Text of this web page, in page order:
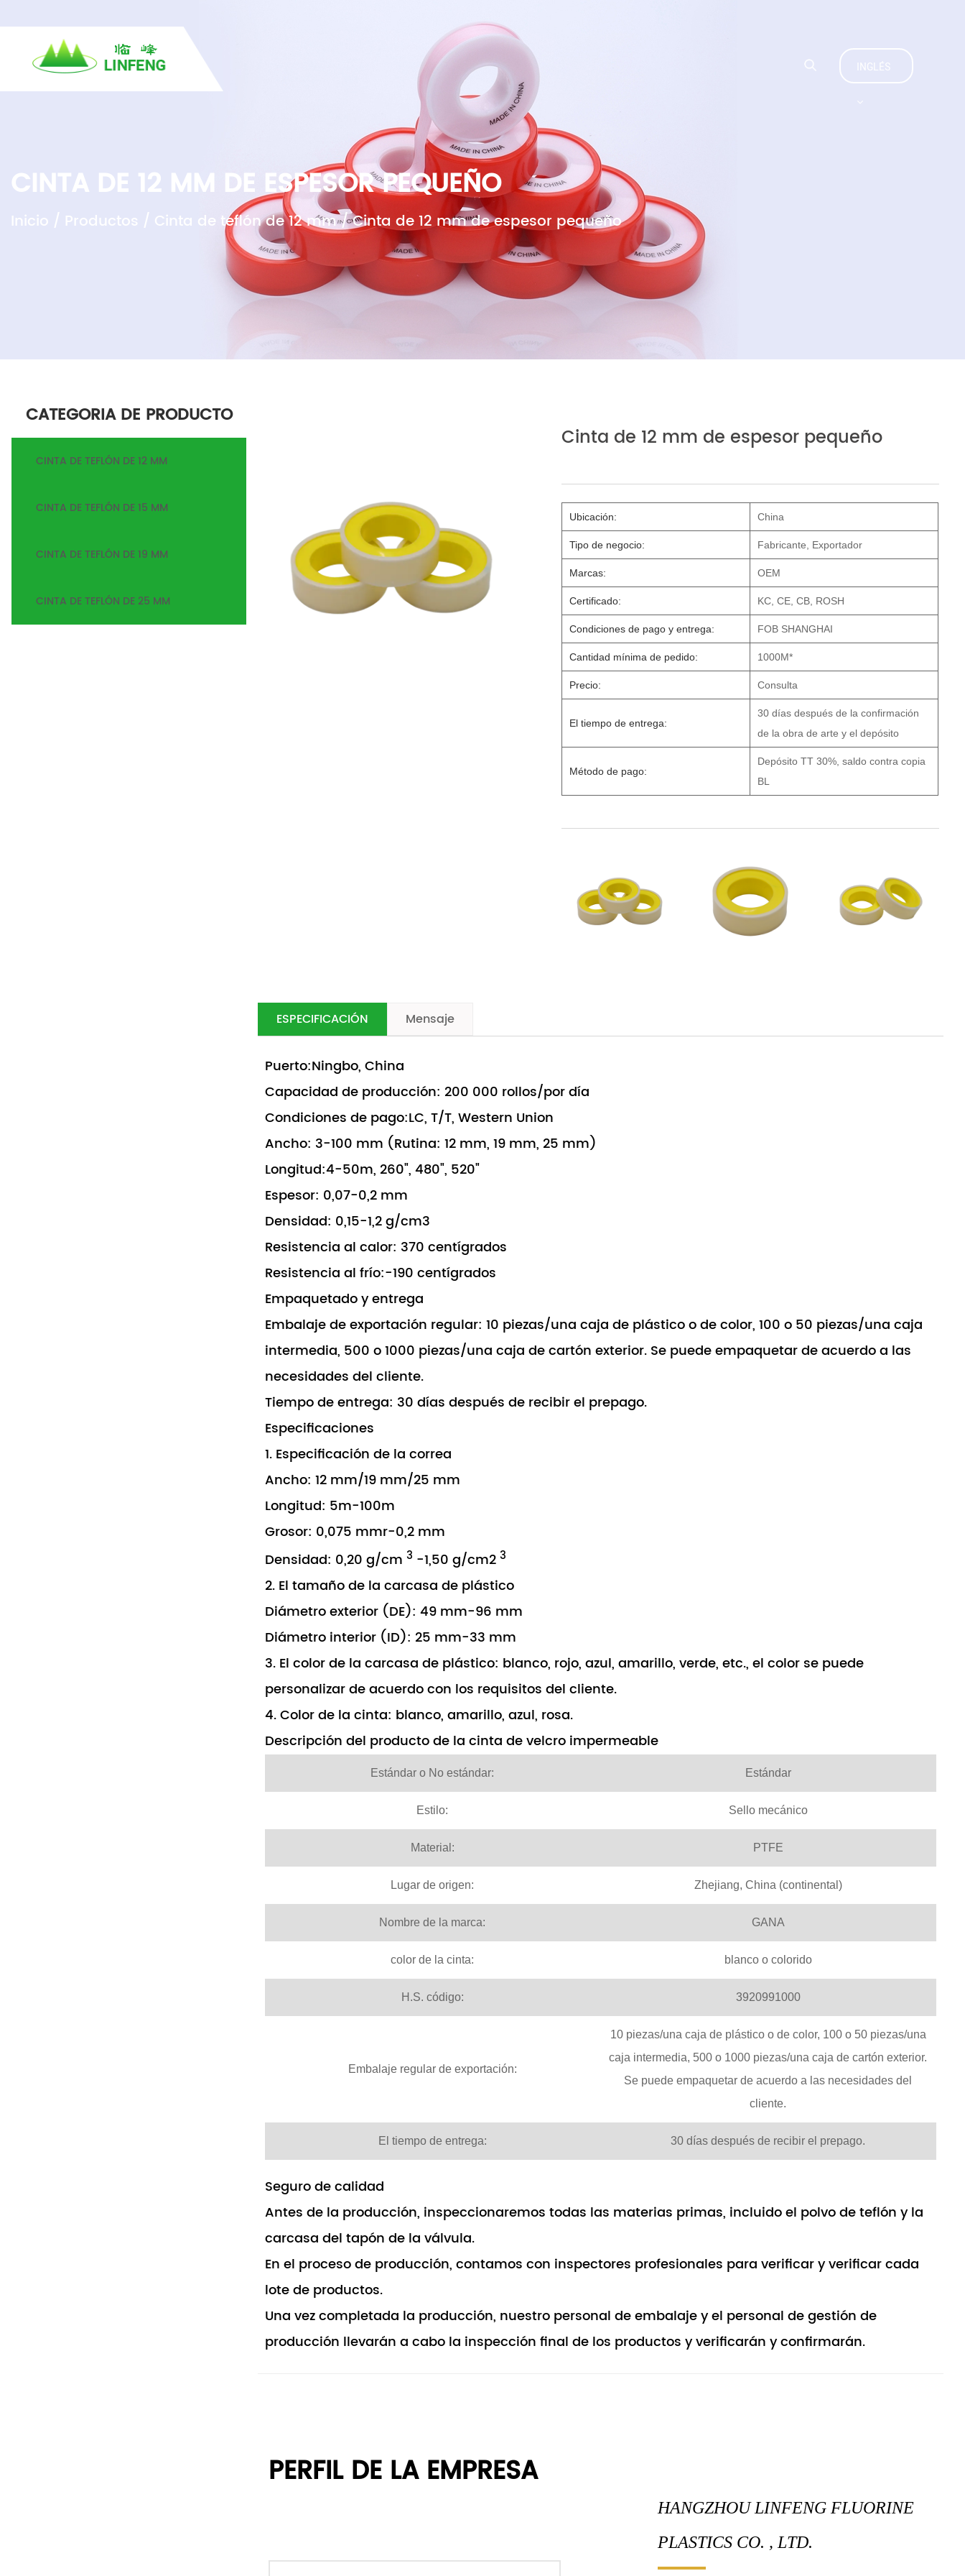
PRODUCTOS NOTICIAS
INGLÉS
CINTA DE 12 MM DE ESPESOR PEQUEÑO
Inicio / Productos / Cinta de teflón de 12 mm/Cinta de 12 mm de espesor pequeño
CATEGORIA DE PRODUCTO
CINTA DE TEFLÓN DE 12 MM
CINTA DE TEFLÓN DE 15 MM
CINTA DE TEFLÓN DE 19 MM
CINTA DE TEFLÓN DE 25 MM
Cinta de 12 mm de espesor pequeño
Ubicación: China
Tipo de negocio: Fabricante, Exportador
Marcas: OEM
Certificado: KC, CE, CB, ROSH
Condiciones de pago y entrega: FOB SHANGHAI
Cantidad mínima de pedido: 1000M*
Precio: Consulta
El tiempo de entrega:
30 días después de la confirmación
de la obra de arte y el depósito
Método de pago:
Depósito TT 30%, saldo contra copia
BL
ESPECIFICACIÓN Mensaje
Puerto:Ningbo, China
Capacidad de producción: 200 000 rollos/por día
Condiciones de pago:LC, T/T, Western Union
Ancho: 3-100 mm (Rutina: 12 mm, 19 mm, 25 mm)
Longitud:4-50m, 260", 480", 520"
Espesor: 0,07-0,2 mm
Densidad: 0,15-1,2 g/cm3
Resistencia al calor: 370 centígrados
Resistencia al frío:-190 centígrados
Empaquetado y entrega
Embalaje de exportación regular: 10 piezas/una caja de plástico o de color, 100 o 50 piezas/una caja
intermedia, 500 o 1000 piezas/una caja de cartón exterior. Se puede empaquetar de acuerdo a las
necesidades del cliente.
Tiempo de entrega: 30 días después de recibir el prepago.
Especificaciones
1. Especificación de la correa
Ancho: 12 mm/19 mm/25 mm
Longitud: 5m-100m
Grosor: 0,075 mmr-0,2 mm
Densidad: 0,20 g/cm 3 -1,50 g/cm2 3
2. El tamaño de la carcasa de plástico
Diámetro exterior (DE): 49 mm-96 mm
Diámetro interior (ID): 25 mm-33 mm
3. El color de la carcasa de plástico: blanco, rojo, azul, amarillo, verde, etc., el color se puede
personalizar de acuerdo con los requisitos del cliente.
4. Color de la cinta: blanco, amarillo, azul, rosa.
Descripción del producto de la cinta de velcro impermeable
Estándar o No estándar: Estándar
Estilo: Sello mecánico
Material: PTFE
Lugar de origen: Zhejiang, China (continental)
Nombre de la marca: GANA
color de la cinta: blanco o colorido
H.S. código: 3920991000
Embalaje regular de exportación:
10 piezas/una caja de plástico o de color, 100 o 50 piezas/una
caja intermedia, 500 o 1000 piezas/una caja de cartón exterior.
Se puede empaquetar de acuerdo a las necesidades del
cliente.
El tiempo de entrega: 30 días después de recibir el prepago.
Seguro de calidad
Antes de la producción, inspeccionaremos todas las materias primas, incluido el polvo de teflón y la
carcasa del tapón de la válvula.
En el proceso de producción, contamos con inspectores profesionales para verificar y verificar cada
lote de productos.
Una vez completada la producción, nuestro personal de embalaje y el personal de gestión de
producción llevarán a cabo la inspección final de los productos y verificarán y confirmarán.
PERFIL DE LA EMPRESA
HANGZHOU LINFENG FLUORINE
PLASTICS CO. , LTD.